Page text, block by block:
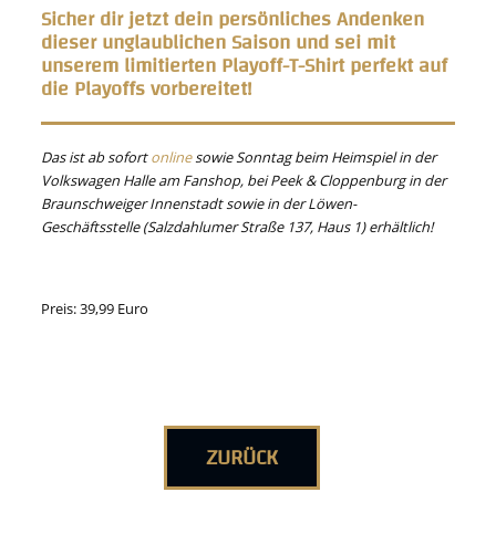
Sicher dir jetzt dein persönliches Andenken
dieser unglaublichen Saison und sei mit
unserem limitierten Playoff-T-Shirt perfekt auf
die Playoffs vorbereitet!
Das ist ab sofortonlinesowie Sonntag beim Heimspiel in der
Volkswagen Halle am Fanshop, bei Peek & Cloppenburg in der
Braunschweiger Innenstadt sowie in der Löwen-
Geschäftsstelle (Salzdahlumer Straße 137, Haus 1) erhältlich!
Preis: 39,99 Euro
ZURÜCK